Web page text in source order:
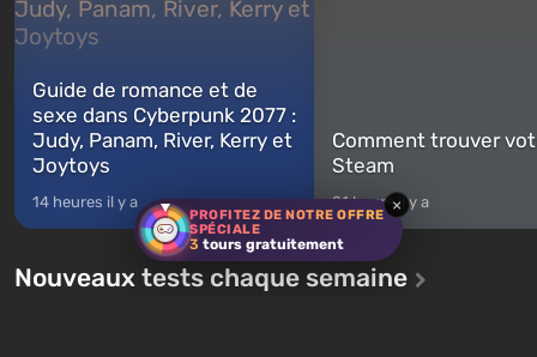
PROFITEZ DE NOTRE OFFRE
SPÉCIALE
3 tours gratuitement
×
Guide de romance et de
sexe dans Cyberpunk 2077 :
Judy, Panam, River, Kerry et
Joytoys
14 heures il y a
Comment trouver
Steam
21 heure il y a
Nouveaux tests chaque semaine